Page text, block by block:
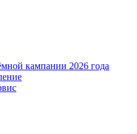
кампании 2026 года